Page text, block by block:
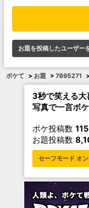
お題を投稿したユーザー
ボケて > お題 > 7695271 >
3秒で笑える大
写真で一言ボ
ボケ投稿数
お題投稿数
セーフモード オン